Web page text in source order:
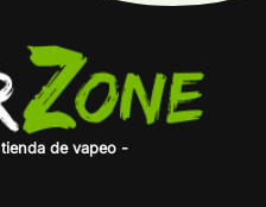
de vapeo -